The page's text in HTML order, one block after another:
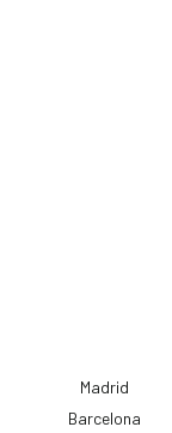
Madrid
Barcelona